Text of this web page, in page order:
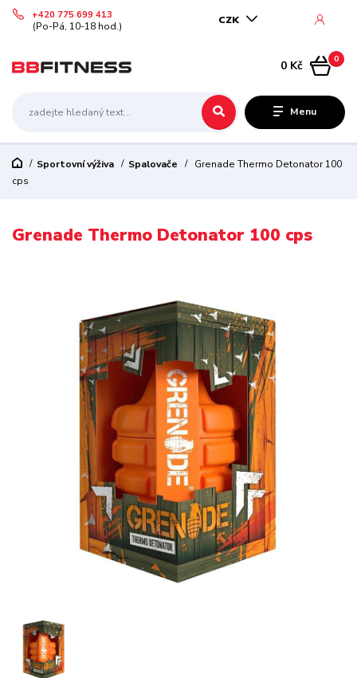
Menu
CZK
+420 775 699 413
(Po-Pá, 10-18 hod.)
0
0 Kč
Sportovní výživa Spalovače
Grenade Thermo Detonator 100
cps
Grenade Thermo Detonator 100 cps